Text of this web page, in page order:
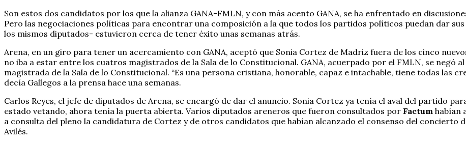
Son estos dos candidatos por los que la alianza GANA-FMLN, y con más acento GANA, se ha enfrentado en
Pero las negociaciones políticas para encontrar una composición a la que todos los partidos políticos puedan dar
los mismos diputados- estuvieron cerca de tener éxito unas semanas atrás.
Arena, en un giro para tener un acercamiento con GANA, aceptó que Sonia Cortez de Madriz fuera de los cinco
no iba a estar entre los cuatros magistrados de la Sala de lo Constitucional. GANA, acuerpado por el FMLN, se
magistrada de la Sala de lo Constitucional. “Es una persona cristiana, honorable, capaz e intachable, tiene todas las
decía Gallegos a la prensa hace una semanas.
Carlos Reyes, el jefe de diputados de Arena, se encargó de dar el anuncio. Sonia Cortez ya tenía el aval del partido
estado vetando, ahora tenía la puerta abierta. Varios diputados areneros que fueron consultados por Factum habían
a consulta del pleno la candidatura de Cortez y de otros candidatos que habían alcanzado el consenso del concierto
Avilés.